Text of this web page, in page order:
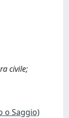
civile;
o Saggio)